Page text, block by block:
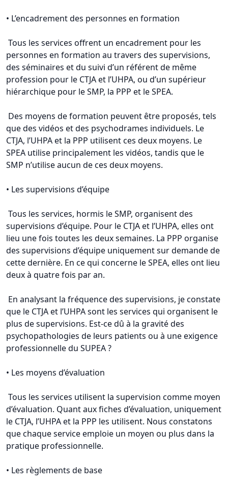
• L’encadrement des personnes en formation
Tous les services offrent un encadrement pour les
personnes en formation au travers des supervisions,
des séminaires et du suivi d’un référent de même
profession pour le CTJA et l’UHPA, ou d’un supérieur
hiérarchique pour le SMP, la PPP et le SPEA.
Des moyens de formation peuvent être proposés, tels
que des vidéos et des psychodrames individuels. Le
CTJA, l’UHPA et la PPP utilisent ces deux moyens. Le
SPEA utilise principalement les vidéos, tandis que le
SMP n’utilise aucun de ces deux moyens.
• Les supervisions d’équipe
Tous les services, hormis le SMP, organisent des
supervisions d’équipe. Pour le CTJA et l’UHPA, elles ont
lieu une fois toutes les deux semaines. La PPP organise
des supervisions d’équipe uniquement sur demande de
cette dernière. En ce qui concerne le SPEA, elles ont lieu
deux à quatre fois par an.
En analysant la fréquence des supervisions, je constate
que le CTJA et l’UHPA sont les services qui organisent le
plus de supervisions. Est-ce dû à la gravité des
psychopathologies de leurs patients ou à une exigence
professionnelle du SUPEA ?
• Les moyens d’évaluation
Tous les services utilisent la supervision comme moyen
d’évaluation. Quant aux fiches d’évaluation, uniquement
le CTJA, l’UHPA et la PPP les utilisent. Nous constatons
que chaque service emploie un moyen ou plus dans la
pratique professionnelle.
• Les règlements de base